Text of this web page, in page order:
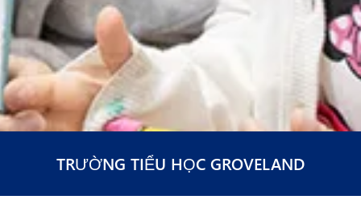
TRƯỜNG TIỂU HỌC GROVELAND